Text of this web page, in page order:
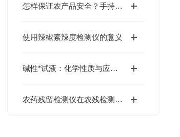
怎样保证农产品安全？手持式农药残留检测仪又有那些检测方法呢？
使用辣椒素辣度检测仪的意义
碱性*试液：化学性质与应用领域解析
农药残留检测仪在农残检测工作中的应用